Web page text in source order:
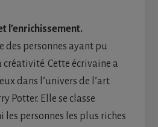
l’enrichissement.
des personnes ayant pu
créativité. Cette écrivaine a
dans l’univers de l’art
Potter. Elle se classe
personnes les plus riches